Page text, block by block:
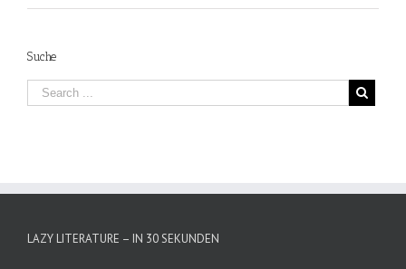
Suche
LAZY LITERATURE – IN 30 SEKUNDEN